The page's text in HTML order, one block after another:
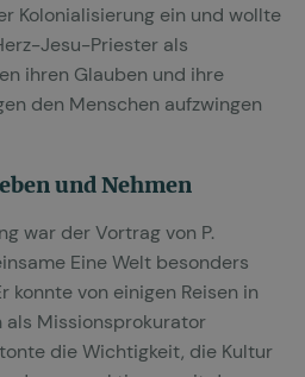
Kolonialisierung ein und wollte
Jesu-Priester als
ihren Glauben und ihre
den Menschen aufzwingen
und Nehmen
war der Vortrag von P.
Eine Welt besonders
konnte von einigen Reisen in
als Missionsprokurator
die Wichtigkeit, die Kultur